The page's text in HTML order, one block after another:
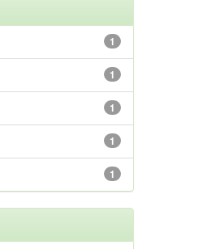
1
1
1
1
1